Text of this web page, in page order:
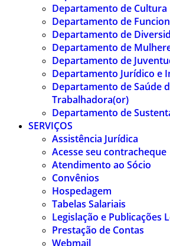
Departamento de Cultura
Departamento de
Departamento de
Departamento de
Departamento de
Departamento Jurídico e
Departamento de Saúde
Trabalhadora(or)
Departamento de
SERVIÇOS
Assistência Jurídica
Acesse seu contracheque
Atendimento ao Sócio
Convênios
Hospedagem
Tabelas Salariais
Legislação e Publicações
Prestação de Contas
Webmail